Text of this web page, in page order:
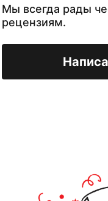
Мы всегда рады
рецензиям.